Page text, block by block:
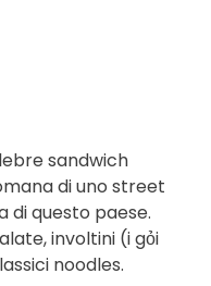
sandwich
di uno street
di questo paese.
involtini (i gỏi
noodles.